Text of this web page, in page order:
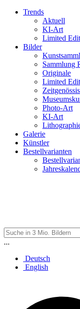
Trends
Aktuell
KI-Art
Limited
Bilder
Sammlung
Originale
Limited
Photo-Art
KI-Art
Galerie
Künstler
Bestellvarianten
...
Deutsch
English